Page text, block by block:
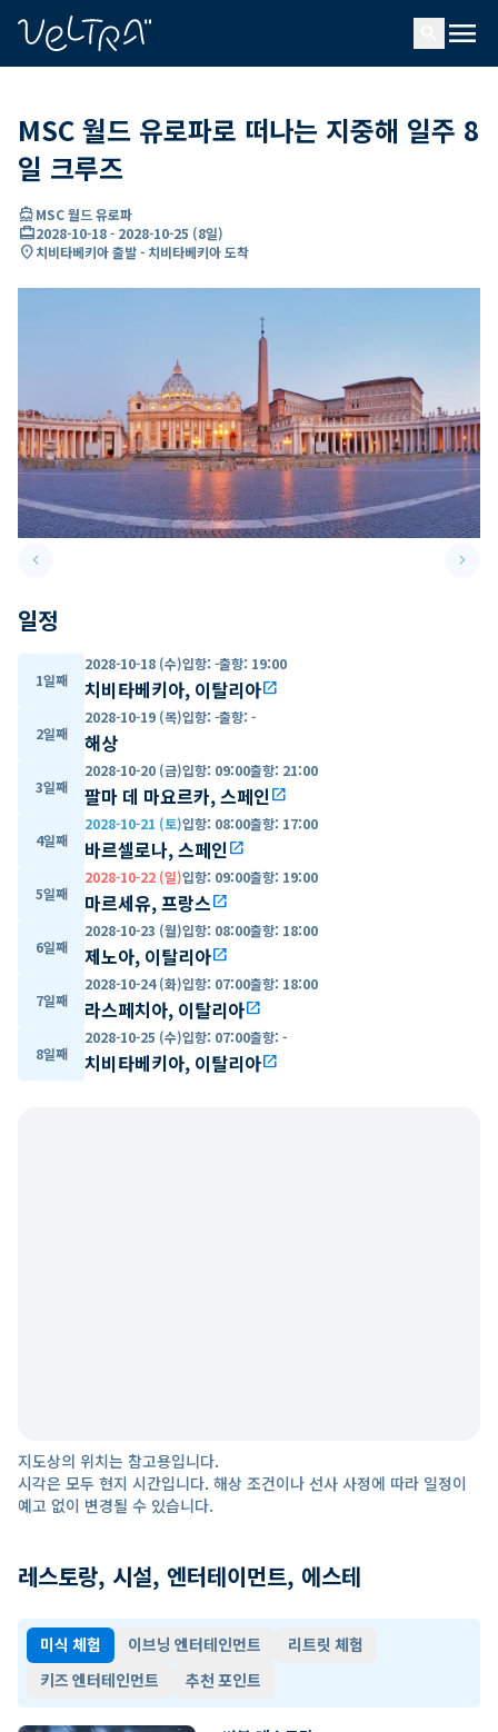
menu
MSC 월드 유로파로 떠나는 지중해 일주 8
일 크루즈
directions_boatMSC 월드 유로파
card_travel2028-10-18- 2028-10-25 (8일)
location_on치비타베키아 출발 - 치비타베키아 도착
keyboard_arrow_leftPrevious slide keyboard_arrow_right
일정
1일째
2028-10-18 (수)입항: -출항: 19:00
치비타베키아, 이탈리아open_in_new
2일째
2028-10-19 (목)입항: -출항: -
해상
3일째
2028-10-20 (금)입항: 09:00출항: 21:00
팔마 데 마요르카, 스페인open_in_new
4일째
2028-10-21 (토)입항: 08:00출항: 17:00
바르셀로나, 스페인open_in_new
5일째
2028-10-22 (일)입항: 09:00출항: 19:00
마르세유, 프랑스open_in_new
6일째
2028-10-23 (월)입항: 08:00출항: 18:00
제노아, 이탈리아open_in_new
7일째
2028-10-24 (화)입항: 07:00출항: 18:00
라스페치아, 이탈리아open_in_new
8일째
2028-10-25 (수)입항: 07:00출항: -
치비타베키아, 이탈리아open_in_new
지도상의 위치는 참고용입니다.
시각은 모두 현지 시간입니다. 해상 조건이나 선사 사정에 따라 일정이
예고 없이 변경될 수 있습니다.
레스토랑, 시설, 엔터테이먼트, 에스테
미식 체험 이브닝 엔터테인먼트
리트릿 체험
키즈 엔터테인먼트
추천 포인트